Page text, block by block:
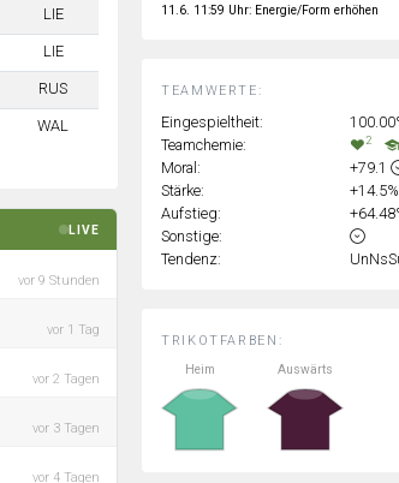
LIE
LIE
RUS
WAL
LIVE
vor 9 Stunden
vor 1 Tag
vor 2 Tagen
vor 3 Tagen
vor 4 Tagen
TRIKOTFARBEN:
Heim
Auswärts
TEAMWERTE:
Eingespieltheit:
Teamchemie:
2
Moral:
+79.1
Stärke:
+14.5%
Aufstieg:
Sonstige:
Tendenz:
11.6. 11:59 Uhr: Energie/Form erhöhen